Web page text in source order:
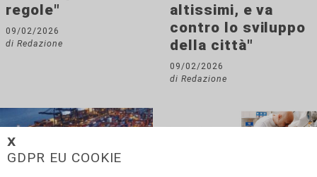
𝗫
GDPR EU COOKIE
regole"
09/02/2026
di Redazione
altissimi, e va
contro lo sviluppo
della città"
09/02/2026
di Redazione